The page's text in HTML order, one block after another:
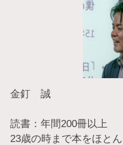
金釘 誠
読書：年間200冊以上
23歳の時まで本をほと